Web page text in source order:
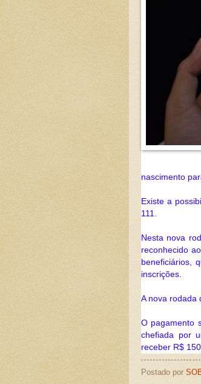
nascimento
Existe a
111.
Nesta nova
reconhecido
beneficiários,
inscrições.
A nova rodada
O pagamento
chefiada por
receber R$
Postado por